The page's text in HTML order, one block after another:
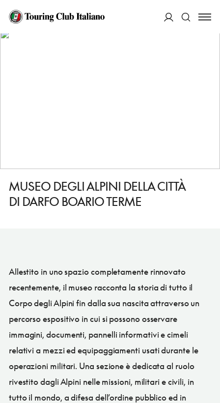
HOME
MUSEO DEGLI ALPINI DELLA CITTÀ DI DARFO BOARIO TERME
MUSEO DEGLI ALPINI DELLA CITTÀ
DI DARFO BOARIO TERME
Allestito in uno spazio completamente rinnovato
recentemente, il museo racconta la storia di tutto il
Corpo degli Alpini fin dalla sua nascita attraverso un
percorso espositivo in cui si possono osservare
immagini, documenti, pannelli informativi e cimeli
relativi a mezzi ed equipaggiamenti usati durante le
operazioni militari. Una sezione è dedicata al ruolo
rivestito dagli Alpini nelle missioni, militari e civili, in
tutto il mondo, a difesa dell’ordine pubblico ed in